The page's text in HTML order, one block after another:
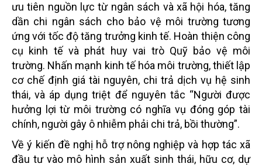
ưu tiên nguồn lực từ ngân sách và xã hội hóa, tăng
dần chi ngân sách cho bảo vệ môi trường tương
ứng với tốc độ tăng trưởng kinh tế. Hoàn thiện công
cụ kinh tế và phát huy vai trò Quỹ bảo vệ môi
trường. Nhấn mạnh kinh tế hóa môi trường, thiết lập
cơ chế định giá tài nguyên, chi trả dịch vụ hệ sinh
thái, và áp dụng triệt để nguyên tắc “Người được
hưởng lợi từ môi trường có nghĩa vụ đóng góp tài
chính, người gây ô nhiễm phải chi trả, bồi thường”.
Về ý kiến đề nghị hỗ trợ nông nghiệp và hợp tác xã
đầu tư vào mô hình sản xuất sinh thái, hữu cơ, dự